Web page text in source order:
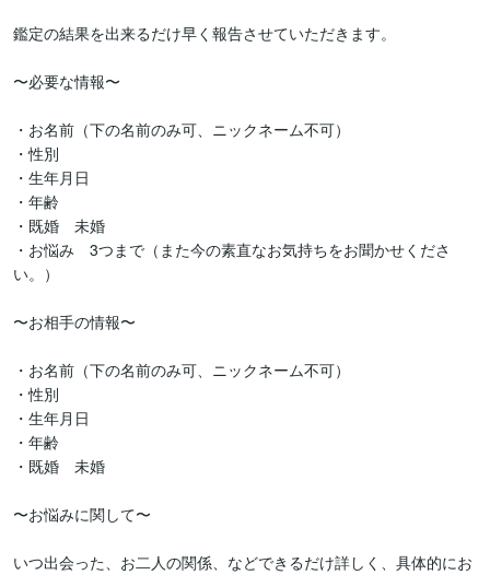
鑑定の結果を出来るだけ早く報告させていただきます。
〜必要な情報〜
・お名前（下の名前のみ可、ニックネーム不可）
・性別
・生年月日
・年齢
・既婚　未婚
・お悩み　3つまで（また今の素直なお気持ちをお聞かせくださ
い。）
〜お相手の情報〜
・お名前（下の名前のみ可、ニックネーム不可）
・性別
・生年月日
・年齢
・既婚　未婚
〜お悩みに関して〜
いつ出会った、お二人の関係、などできるだけ詳しく、具体的にお